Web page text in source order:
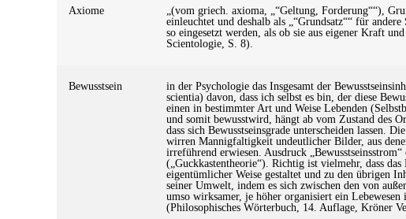
Axiome
„(vom griech. axioma, „“Geltung, Forderung““),
einleuchtet und deshalb als „“Grundsatz““ für
so eingesetzt werden, als ob sie aus eigener Kraft
Scientologie, S. 8).
Bewusstsein
in der Psychologie das Insgesamt der
scientia) davon, dass ich selbst es bin, der diese
einen in bestimmter Art und Weise Lebenden
und somit bewusstwird, hängt ab vom Zustand des
dass sich Bewusstseinsgrade unterscheiden lassen.
wirren Mannigfaltigkeit undeutlicher Bilder, aus
irreführend erwiesen. Ausdruck
(„Guckkastentheorie“). Richtig ist vielmehr, dass
eigentümlicher Weise gestaltet und zu den übrigen
seiner Umwelt, indem es sich zwischen den von
umso wirksamer, je höher organisiert ein Lebewesen
(Philosophisches Wörterbuch, 14. Auflage, Kröner